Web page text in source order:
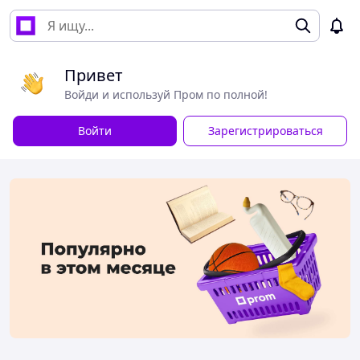
Привет
Войди и используй Пром по полной!
Войти Зарегистрироваться